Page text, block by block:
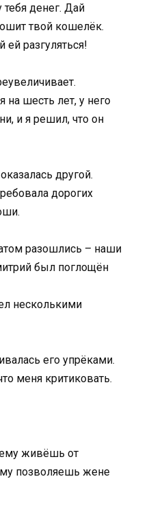
денег. Дай
твой кошелёк.
разгуляться!
шесть лет, у него
и я решил, что он
другой.
дорогих
разошлись – наши
был поглощён
несколькими
его упрёками.
меня критиковать.
живёшь от
позволяешь жене